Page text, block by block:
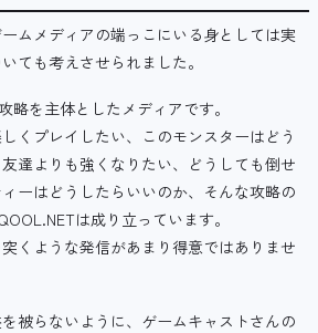
ムメディアの端っこにいる身としては実
ても考えさせられました。
略を主体としたメディアです。
くプレイしたい、このモンスターはどう
達よりも強くなりたい、どうしても倒せ
ーはどうしたらいいのか、そんな攻略の
は成り立っています。
くような発信があまり得意ではありませ
被らないように、ゲームキャストさんの